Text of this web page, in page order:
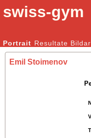
swiss-gym
Kunstturnen Männer |
Portrait Resultate
Emil Stoimenov